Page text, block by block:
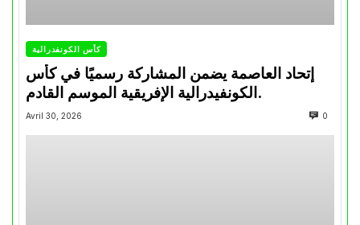
كأس الكونفدرالية
إتحاد العاصمة يضمن المشاركة رسميًا في كأس
الكونفيدرالية الإفريقية الموسم القادم.
Avril 30, 2026 0